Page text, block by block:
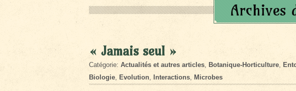
Archives
« Jamais seul »
Catégorie: Actualités et autres articles, Botanique-Horticulture,
Biologie, Evolution, Interactions, Microbes